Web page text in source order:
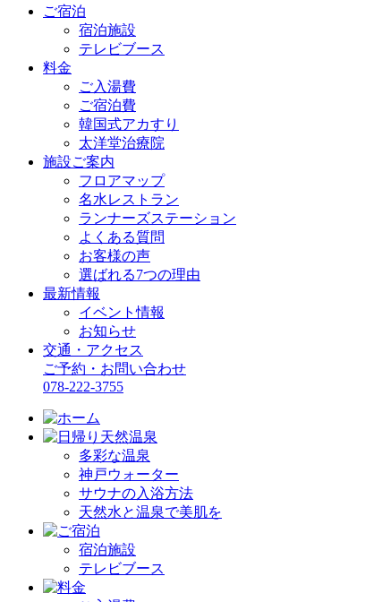
ご宿泊
宿泊施設
テレビブース
料金
ご入湯費
ご宿泊費
韓国式アカすり
太洋堂治療院
施設ご案内
フロアマップ
名水レストラン
ランナーズステーション
よくある質問
お客様の声
選ばれる7つの理由
最新情報
イベント情報
お知らせ
交通・アクセス
ご予約・お問い合わせ
078-222-3755
多彩な温泉
神戸ウォーター
サウナの入浴方法
天然水と温泉で美肌を
宿泊施設
テレビブース